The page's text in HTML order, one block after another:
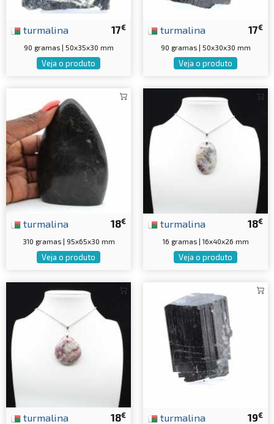
17€
turmalina
90 gramas | 50x35x30 mm
Veja o produto
17€
turmalina
90 gramas | 50x30x30 mm
Veja o produto
18€
turmalina
310 gramas | 95x65x30 mm
Veja o produto
18€
turmalina
16 gramas | 16x40x26 mm
Veja o produto
18€
turmalina 19€
turmalina